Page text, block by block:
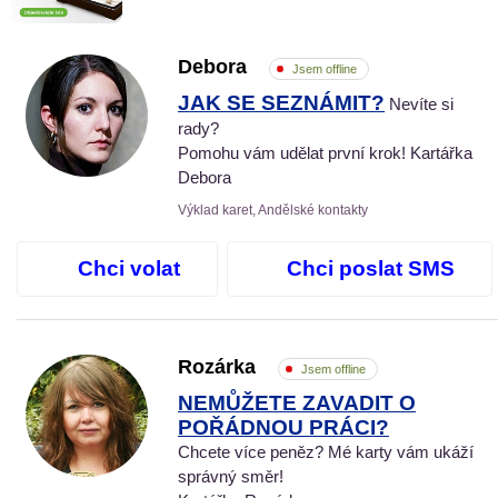
Debora Jsem offline
JAK SE SEZNÁMIT? Nevíte si
rady?
Pomohu vám udělat první krok! Kartářka
Debora
Výklad karet, Andělské kontakty
Chci volat Chci poslat SMS
Rozárka Jsem offline
NEMŮŽETE ZAVADIT O
POŘÁDNOU PRÁCI?
Chcete více peněz? Mé karty vám ukáží
správný směr!